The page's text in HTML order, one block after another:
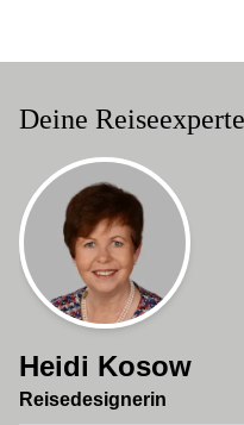
Deine
Heidi Kosow
Reisedesignerin